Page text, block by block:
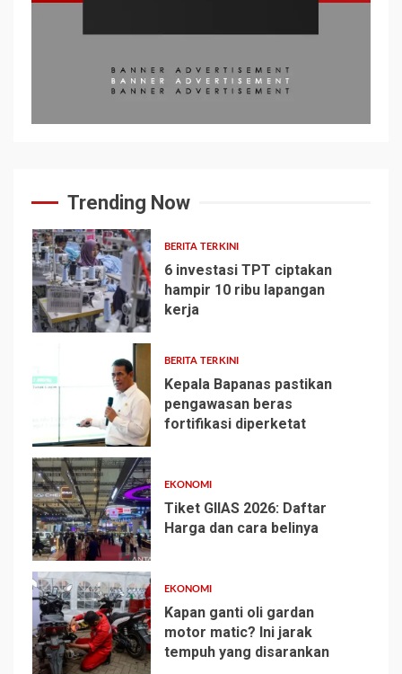
Trending Now
1
BERITA TERKINI
6 investasi TPT ciptakan
hampir 10 ribu lapangan
kerja
BERITA TERKINI
Kepala Bapanas pastikan
pengawasan beras
fortifikasi diperketat
3
EKONOMI
Tiket GIIAS 2026: Daftar
Harga dan cara belinya
4
EKONOMI
Kapan ganti oli gardan
motor matic? Ini jarak
tempuh yang disarankan